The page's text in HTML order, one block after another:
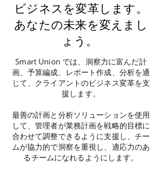
ビジネスを変革します。
あなたの未来を変えまし
ょう。
Smart Union では、洞察力に富んだ計
画、予算編成、レポート作成、分析を通
じて、クライアントのビジネス変革を支
援します。
最善の計画と分析ソリューションを使用
して、管理者が業務計画を戦略的目標に
合わせて調整できるように支援し、チー
ムが協力的で洞察を重視し、適応力のあ
るチームになれるようにします。